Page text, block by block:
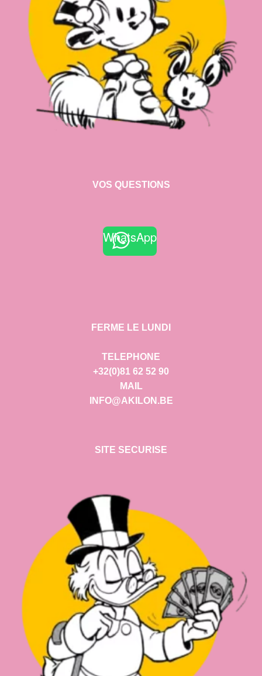
VOS QUESTIONS
WhatsApp
FERME LE LUNDI
TELEPHONE
+32(0)81 62 52 90
MAIL
INFO@AKILON.BE
SITE SECURISE